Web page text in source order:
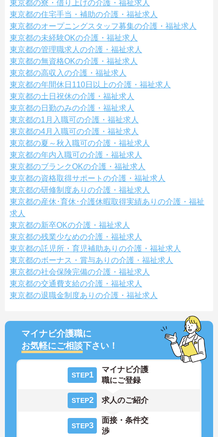
東京都の寮・借り上げの介護・福祉求人
東京都の住宅手当・補助の介護・福祉求人
東京都のオープニングスタッフ募集の介護・福祉求人
東京都の未経験OKの介護・福祉求人
東京都の管理職求人の介護・福祉求人
東京都の無資格OKの介護・福祉求人
東京都の高収入の介護・福祉求人
東京都の年間休日110日以上の介護・福祉求人
東京都の土日祝休の介護・福祉求人
東京都の日勤のみの介護・福祉求人
東京都の1月入職可の介護・福祉求人
東京都の4月入職可の介護・福祉求人
東京都の夏～秋入職可の介護・福祉求人
東京都の年内入職可の介護・福祉求人
東京都のブランクOKの介護・福祉求人
東京都の資格取得サポートの介護・福祉求人
東京都の研修制度ありの介護・福祉求人
東京都の産休･育休･介護休暇取得実績ありの介護・福祉
求人
東京都の新卒OKの介護・福祉求人
東京都の残業少なめの介護・福祉求人
東京都の託児所・育児補助ありの介護・福祉求人
東京都のボーナス・賞与ありの介護・福祉求人
東京都の社会保険完備の介護・福祉求人
東京都の交通費支給の介護・福祉求人
東京都の退職金制度ありの介護・福祉求人
マイナビ介護職に
お気軽にご相談下さい！
STEP1
マイナビ介護
職にご登録
STEP2 求人のご紹介
STEP3
面接・条件交
渉